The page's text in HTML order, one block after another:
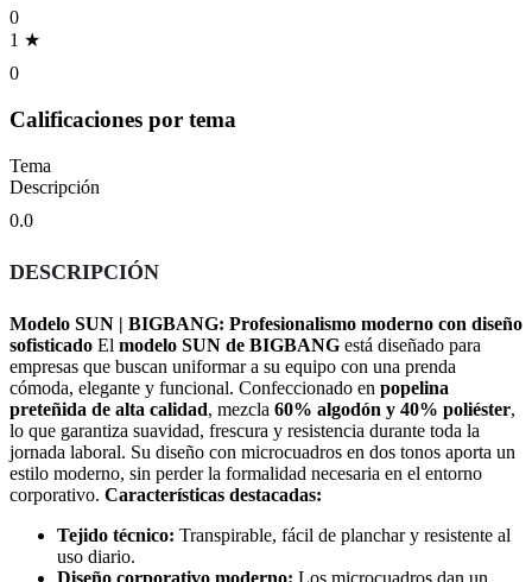
0
1 ★
0
Calificaciones por tema
Tema
Descripción
0.0
DESCRIPCIÓN
Modelo SUN | BIGBANG: Profesionalismo moderno con diseño
sofisticado El modelo SUN de BIGBANG está diseñado para
empresas que buscan uniformar a su equipo con una prenda
cómoda, elegante y funcional. Confeccionado en popelina
preteñida de alta calidad, mezcla 60% algodón y 40% poliéster,
lo que garantiza suavidad, frescura y resistencia durante toda la
jornada laboral. Su diseño con microcuadros en dos tonos aporta un
estilo moderno, sin perder la formalidad necesaria en el entorno
corporativo. Características destacadas:
Tejido técnico: Transpirable, fácil de planchar y resistente al
uso diario.
Diseño corporativo moderno: Los microcuadros dan un